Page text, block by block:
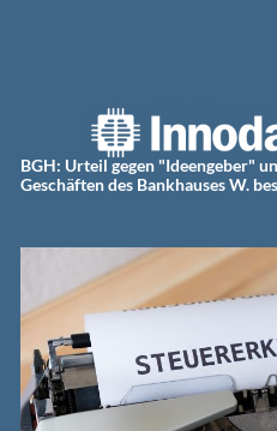
BGH: Urteil gegen "Ideengeber"
Geschäften des Bankhauses W.